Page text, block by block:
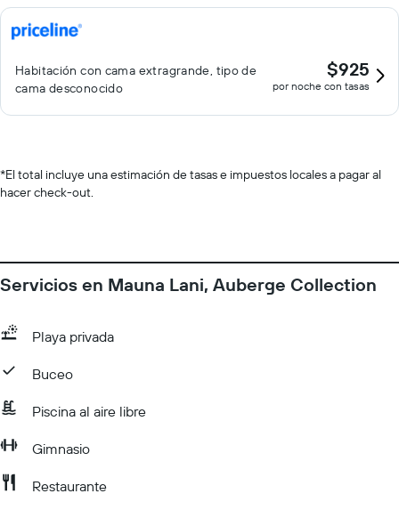
Habitación con cama extragrande, tipo de
cama desconocido
$925
por noche con tasas
*El total incluye una estimación de tasas e impuestos locales a pagar al
hacer check-out.
Servicios en Mauna Lani, Auberge Collection
Playa privada
Buceo
Piscina al aire libre
Gimnasio
Restaurante